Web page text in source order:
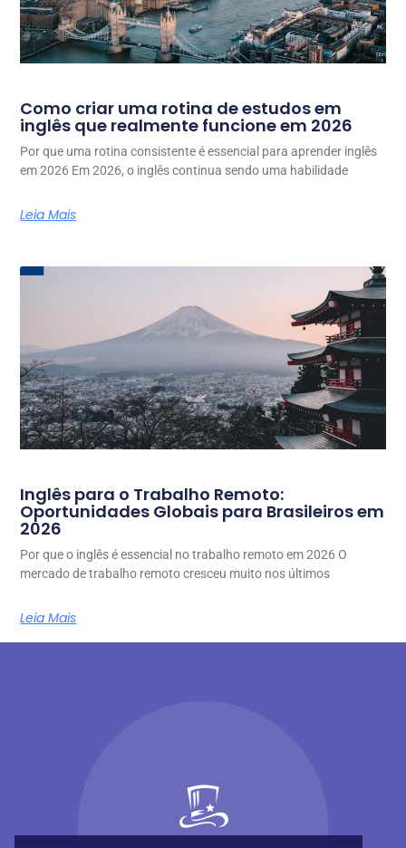
Como criar uma rotina de estudos em
inglês que realmente funcione em 2026
Por que uma rotina consistente é essencial para aprender inglês
em 2026 Em 2026, o inglês continua sendo uma habilidade
Leia Mais
Inglês para o Trabalho Remoto:
Oportunidades Globais para Brasileiros em
2026
Por que o inglês é essencial no trabalho remoto em 2026 O
mercado de trabalho remoto cresceu muito nos últimos
Leia Mais